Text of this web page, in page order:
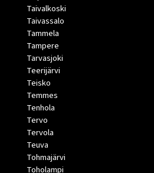
Taivalkoski
Taivassalo
Tammela
Tampere
Tarvasjoki
Teerijärvi
Teisko
Temmes
Tenhola
Tervo
Tervola
Teuva
Tohmajärvi
Toholampi